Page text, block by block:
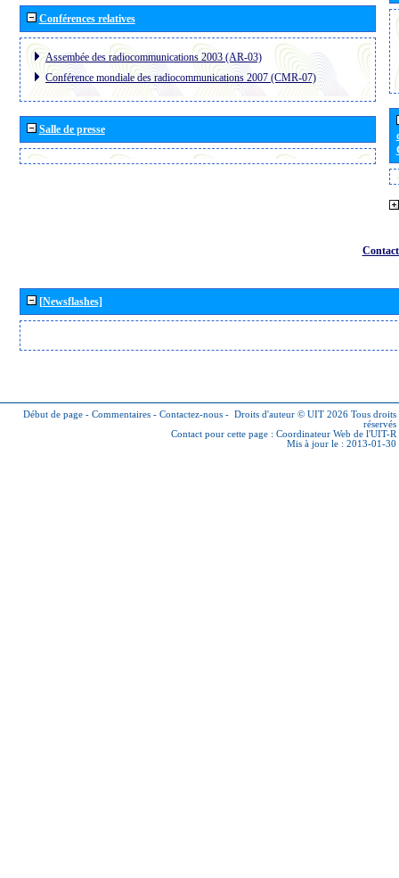
Conférences relatives
Assembée des radiocommunications 2003 (AR-03)
Conférence mondiale des radiocommunications 2007 (CMR-07)
Salle de presse
[Newsflashes]
Début de page - Commentaires - Contactez-nous - Droits d'auteur © UIT 2026 Tous droits
réservés
Contact pour cette page : Coordinateur Web de l'UIT-R
Mis à jour le : 2013-01-30